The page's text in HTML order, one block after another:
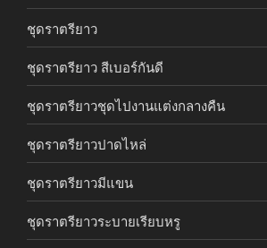
ชุดราตรียาว
ชุดราตรียาว สีเบอร์กันดี
ชุดราตรียาวชุดไปงานแต่งกลางคืน
ชุดราตรียาวปาดไหล่
ชุดราตรียาวมีแขน
ชุดราตรียาวระบายเรียบหรู